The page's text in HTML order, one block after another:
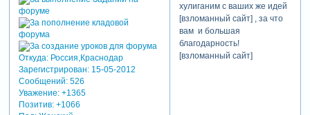
Откуда:Россия,Краснодар
Зарегистрирован: 15-05-2012
Сообщений:526
Уважение: +1365
Позитив: +1066
хулиганим с ваших же идей
[взломанный сайт] , за что
вам и большая
благодарность!
[взломанный сайт]